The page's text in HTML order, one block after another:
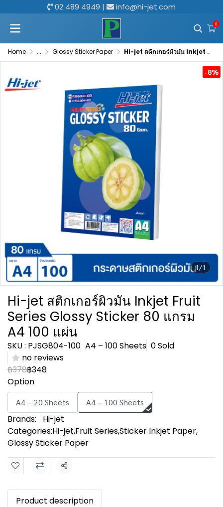
02 489 4949 | info@hi-jet.com
0
Home ... Glossy Sticker Paper Hi-jet สติกเกอร์ผิวมัน Inkjet Fruit Series Glossy Sticker 80 แกรม A4 100 แผ่น
1/1
-8%
Hi-jet สติกเกอร์ผิวมัน Inkjet Fruit
Series Glossy Sticker 80 แกรม
A4 100 แผ่น
SKU : PJSG804-100 A4 – 100 Sheets 0 Sold
no reviews
฿378฿348
Option
A4 – 20 Sheets A4 – 100 Sheets
Brands:
Hi-jet
Categories:Hi-jet,Fruit Series,Sticker Inkjet Paper,
Glossy Sticker Paper
Share
Product description